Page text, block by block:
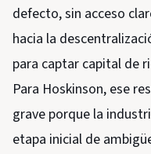
defecto, sin acceso
hacia la
para captar capital de
Para Hoskinson, ese
grave porque la
etapa inicial de